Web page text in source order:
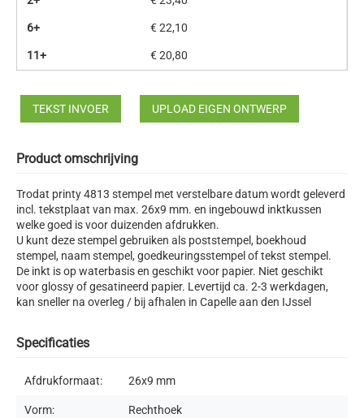
6+ €22,10
11+ €20,80
TEKST INVOER UPLOAD EIGEN ONTWERP
Product omschrijving
Trodat printy 4813 stempel met verstelbare datum wordt geleverd
incl. tekstplaat van max. 26x9 mm. en ingebouwd inktkussen
welke goed is voor duizenden afdrukken.
U kunt deze stempel gebruiken als poststempel, boekhoud
stempel, naam stempel, goedkeuringsstempel of tekst stempel.
De inkt is op waterbasis en geschikt voor papier. Niet geschikt
voor glossy of gesatineerd papier. Levertijd ca. 2-3 werkdagen,
kan sneller na overleg / bij afhalen in Capelle aan den IJssel
Specificaties
Afdrukformaat: 26x9 mm
Vorm: Rechthoek